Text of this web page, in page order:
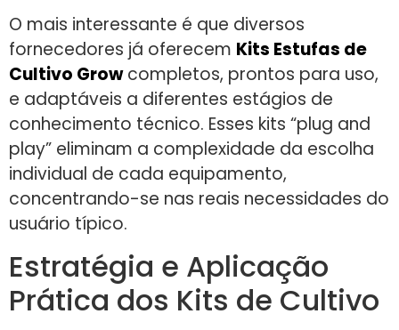
O mais interessante é que diversos
fornecedores já oferecem Kits Estufas de
Cultivo Growcompletos, prontos para uso,
e adaptáveis a diferentes estágios de
conhecimento técnico. Esses kits “plug and
play” eliminam a complexidade da escolha
individual de cada equipamento,
concentrando-se nas reais necessidades do
usuário típico.
Estratégia e Aplicação
Prática dos Kits de Cultivo